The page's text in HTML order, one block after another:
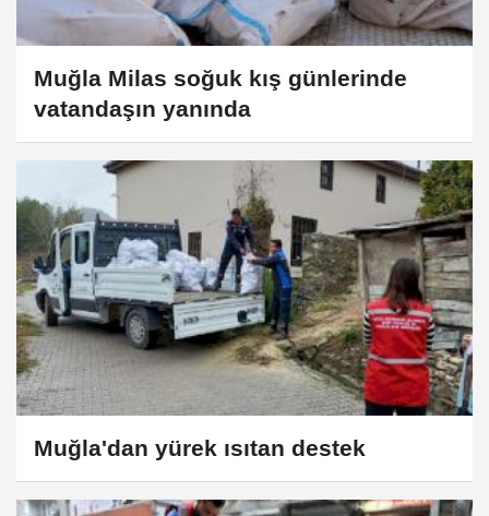
Muğla Milas soğuk kış günlerinde
vatandaşın yanında
Muğla'dan yürek ısıtan destek